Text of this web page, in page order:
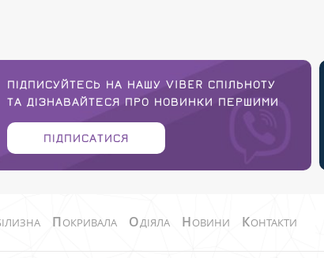
ПІДПИСУЙТЕСЬ НА НАШУ VIBER СПІЛЬНОТУ
ТА ДІЗНАВАЙТЕСЯ ПРО НОВИНКИ ПЕРШИМИ
ПІДПИСАТИСЯ
ПОКРИВАЛА ОДІЯЛА НОВИНИ КОНТАКТИ